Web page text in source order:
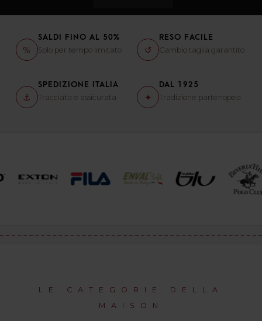
%
SALDI FINO AL 50%
Solo per tempo limitato
↺
RESO FACILE
Cambio taglia garantito
⚓
SPEDIZIONE ITALIA
Tracciata e assicurata
✦
DAL 1925
Tradizione partenopea
LE CATEGORIE DELLA
MAISON